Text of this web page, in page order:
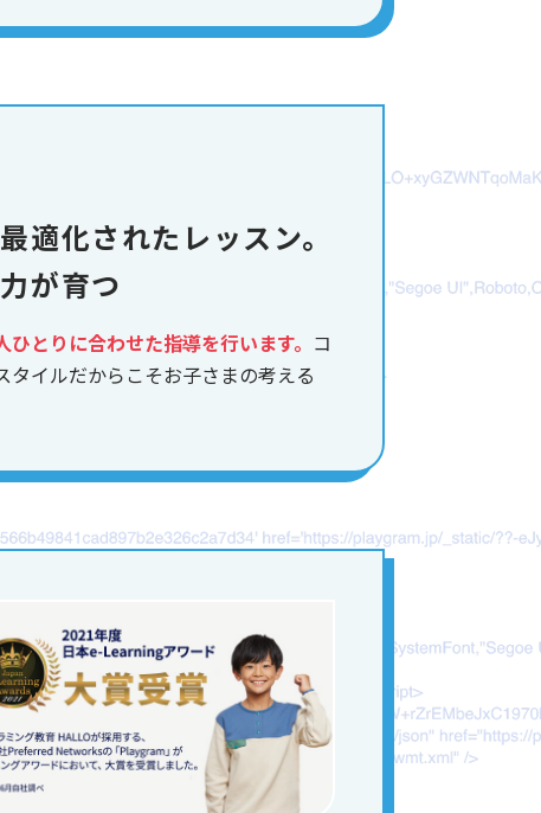
適化されたレッスン。
が育つ
ひとりに合わせた指導を行います。 コ
イルだからこそお子さまの考える